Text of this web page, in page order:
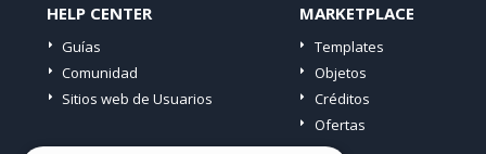
HELP CENTER
Guías
Comunidad
Sitios web de Usuarios
MARKETPLACE
Templates
Objetos
Créditos
Ofertas